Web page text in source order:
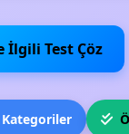
İlgili Test Çöz
Kategoriler